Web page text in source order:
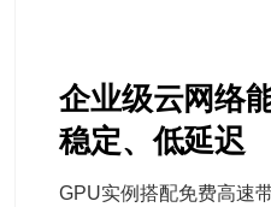
企业级云网络
稳定、低延迟
GPU实例搭配免费高速